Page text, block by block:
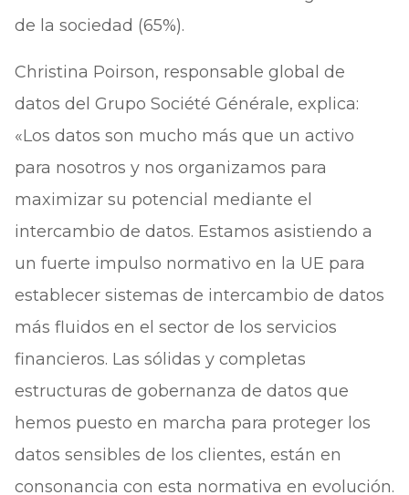
de la sociedad (65%).
Christina Poirson, responsable global de
datos del Grupo Société Générale, explica:
«Los datos son mucho más que un activo
para nosotros y nos organizamos para
maximizar su potencial mediante el
intercambio de datos. Estamos asistiendo a
un fuerte impulso normativo en la UE para
establecer sistemas de intercambio de datos
más fluidos en el sector de los servicios
financieros. Las sólidas y completas
estructuras de gobernanza de datos que
hemos puesto en marcha para proteger los
datos sensibles de los clientes, están en
consonancia con esta normativa en evolución.